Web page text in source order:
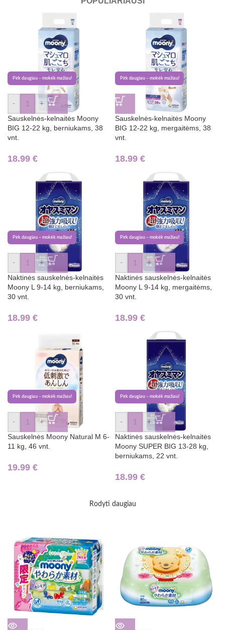
Pirk daugiau – mokėk mažiau!
- +
Sauskelnės-kelnaitės Moony
BIG 12-22 kg, berniukams, 38
vnt.
18.99 €
Pirk daugiau – mokėk mažiau!
Sauskelnės-kelnaitės Moony
BIG 12-22 kg, mergaitėms, 38
vnt.
18.99 €
Pirk daugiau – mokėk mažiau!
- +
Naktinės sauskelnės-kelnaitės
Moony L 9-14 kg, berniukams,
30 vnt.
18.99 €
Pirk daugiau – mokėk mažiau!
- +
Naktinės sauskelnės-kelnaitės
Moony L 9-14 kg, mergaitėms,
30 vnt.
18.99 €
Pirk daugiau – mokėk mažiau!
- +
Sauskelnės Moony Natural M 6-
11 kg, 46 vnt.
19.99 €
Pirk daugiau – mokėk mažiau!
- +
Naktinės sauskelnės-kelnaitės
Moony SUPER BIG 13-28 kg,
berniukams, 22 vnt.
18.99 €
Rodyti daugiau